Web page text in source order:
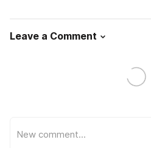
Leave a Comment